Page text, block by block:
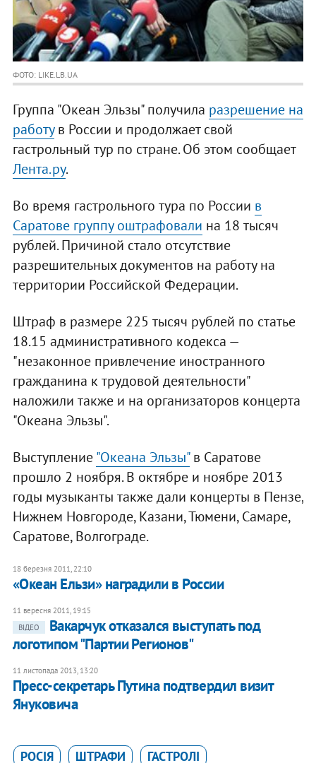
ФОТО: LIKE.LB.UA
Группа "Океан Эльзы" получила разрешение на
работув России и продолжает свой
гастрольный тур по стране. Об этом сообщает
Лента.ру.
Во время гастрольного тура по России в
Саратове группу оштрафовали на 18 тысяч
рублей. Причиной стало отсутствие
разрешительных документов на работу на
территории Российской Федерации.
Штраф в размере 225 тысяч рублей по статье
18.15 административного кодекса —
"незаконное привлечение иностранного
гражданина к трудовой деятельности"
наложили также и на организаторов концерта
"Океана Эльзы".
Выступление"Океана Эльзы"в Саратове
прошло 2 ноября. В октябре и ноябре 2013
годы музыканты также дали концерты в Пензе,
Нижнем Новгороде, Казани, Тюмени, Самаре,
Саратове, Волгограде.
18 березня 2011, 22:10
«Океан Ельзи» наградили в России
11 вересня 2011, 19:15
ВІДЕО
Вакарчук отказался выступать под
логотипом "Партии Регионов"
11 листопада 2013, 13:20
Пресс-секретарь Путина подтвердил визит
Януковича
РОСІЯ ШТРАФИ
ГАСТРОЛІ